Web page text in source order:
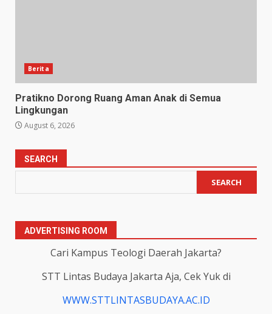
Berita
Pratikno Dorong Ruang Aman Anak di Semua
Lingkungan
August 6, 2026
SEARCH
SEARCH
ADVERTISING ROOM
Cari Kampus Teologi Daerah Jakarta?
STT Lintas Budaya Jakarta Aja, Cek Yuk di
WWW.STTLINTASBUDAYA.AC.ID